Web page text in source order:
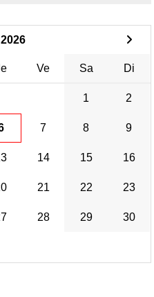
Ve Sa Di
1 2
7 8 9
14 15 16
21 22 23
28 29 30